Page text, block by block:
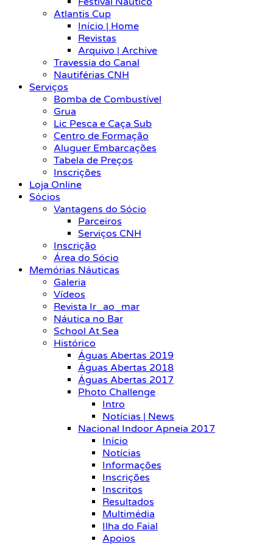
Atlantis Cup
Início | Home
Revistas
Arquivo | Archive
Travessia do Canal
Nautiférias CNH
Serviços
Bomba de Combustível
Grua
Lic Pesca e Caça Sub
Centro de Formação
Aluguer Embarcações
Tabela de Preços
Inscrições
Loja Online
Sócios
Vantagens do Sócio
Parceiros
Serviços CNH
Inscrição
Área do Sócio
Memórias Náuticas
Galeria
Vídeos
Revista Ir_ao_mar
Náutica no Bar
School At Sea
Histórico
Águas Abertas 2019
Águas Abertas 2018
Águas Abertas 2017
Photo Challenge
Intro
Notícias | News
Nacional Indoor Apneia 2017
Início
Notícias
Informações
Inscrições
Inscritos
Resultados
Multimédia
Ilha do Faial
Apoios